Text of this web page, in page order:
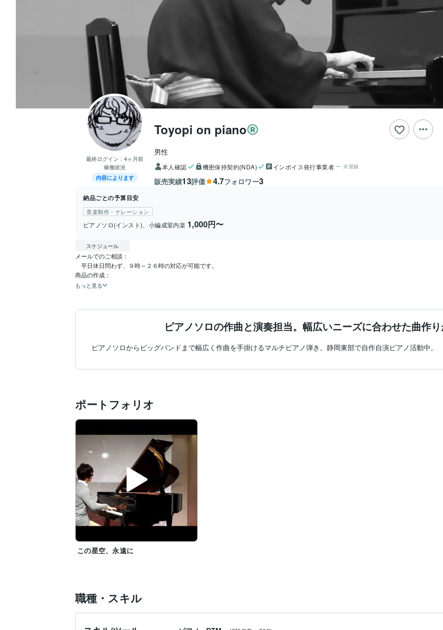
最終ログイン： 4ヶ月前
稼働状況
内容によります
Toyopi on piano
男性
本人確認 機密保持契約(NDA) インボイス発行事業者 未登録
販売実績13評価 4.7フォロワー3
納品ごとの予算目安
音楽制作・ナレーション
ピアノソロ(インスト)、小編成室内楽 1,000円〜
スケジュール
メールでのご相談：
平日休日問わず、９時～２６時の対応が可能です。
もっと見る
ピアノソロの作曲と演奏担当。幅広いニーズに合わせた曲作り
ピアノソロからビッグバンドまで幅広く作曲を手掛けるマルチピアノ弾き。静岡東部で自作自演ピアノ活動中。
ポートフォリオ
この星空、永遠に
職種・スキル